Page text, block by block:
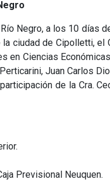
Negro, a los 10 días
ciudad de Cipolletti,
en Ciencias
Juan Carlos
de la Cra.
Previsional Neuquen.